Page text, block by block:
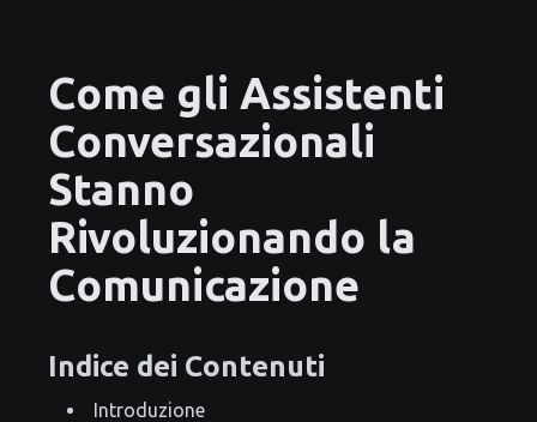
Come gli Assistenti
Conversazionali
Stanno
Rivoluzionando la
Comunicazione
Indice dei Contenuti
Introduzione